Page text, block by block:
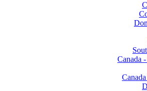
Canada